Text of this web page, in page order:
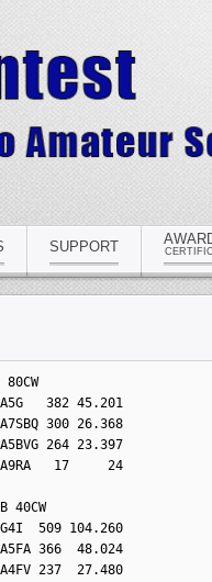
SUPPORT
80CW
382 45.201
300 26.368
264 23.397
17     24
40CW
509 104.260
366  48.024
237  27.480